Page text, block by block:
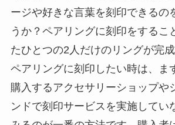
ージや好きな言葉を刻印できるの
うか？ペアリングに刻印をするこ
たひとつの2人だけのリングが完成
ペアリングに刻印したい時は、ま
購入するアクセサリーショップや
ンドで刻印サービスを実施してい